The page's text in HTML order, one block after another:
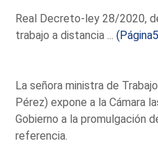
Real Decreto-ley 28/2020,
trabajo a distancia ...
La señora ministra de
Pérez) expone a la Cámara
Gobierno a la promulgación
referencia.